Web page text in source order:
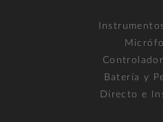
Batería y
Directo e